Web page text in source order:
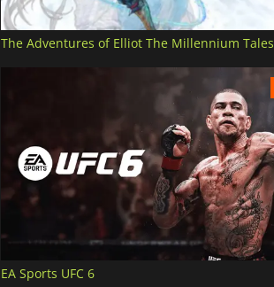
The Adventures of Elliot The Millennium Tales
EA Sports UFC 6